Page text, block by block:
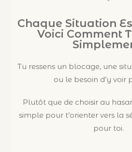
Chaque Situation
Voici Comment
Tu ressens un blocage, une
ou le besoin d’y voir
Plutôt que de choisir au
simple pour t’orienter vers la
pour toi.